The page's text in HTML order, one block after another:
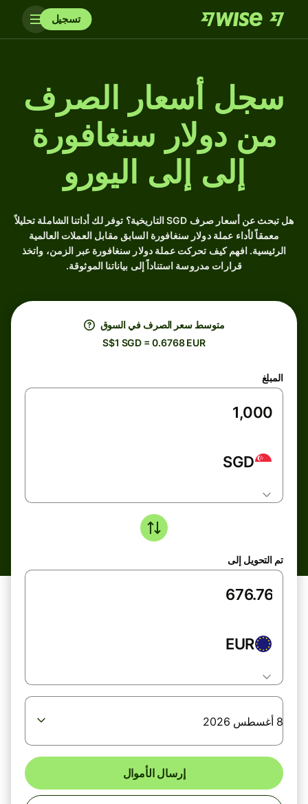
تسجيل
سجل أسعار الصرف
من دولار سنغافورة
إلى إلى اليورو
هل تبحث عن أسعار صرف SGD التاريخية؟ توفر لك أداتنا الشاملة تحليلاً
معمقاً لأداء عملة دولار سنغافورة السابق مقابل العملات العالمية
الرئيسية. افهم كيف تحركت عملة دولار سنغافورة عبر الزمن، واتخذ
قرارات مدروسة استناداً إلى بياناتنا الموثوقة.
متوسط ​​سعر الصرف في السوق
S$1 SGD = 0.6768 EUR
المبلغ
SGD
تم التحويل إلى
EUR
8 أغسطس 2026
إرسال الأموال